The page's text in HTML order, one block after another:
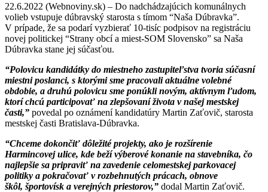
22.6.2022 (Webnoviny.sk) – Do nadchádzajúcich komunálnych
volieb vstupuje dúbravský starosta s tímom “Naša Dúbravka”.
V prípade, že sa podarí vyzbierať 10-tisíc podpisov na registráciu
novej politickej “Strany obcí a miest-SOM Slovensko” sa Naša
Dúbravka stane jej súčasťou.
“Polovicu kandidátky do miestneho zastupiteľstva tvoria súčasní
miestni poslanci, s ktorými sme pracovali aktuálne volebné
obdobie, a druhú polovicu sme ponúkli novým, aktívnym ľudom,
ktorí chcú participovať na zlepšovaní života v našej mestskej
časti,” povedal po oznámení kandidatúry Martin Zaťovič, starosta
mestskej časti Bratislava-Dúbravka.
“Chceme dokončiť dôležité projekty, ako je rozšírenie
Harmincovej ulice, kde beží výberové konanie na stavebníka, čo
najlepšie sa pripraviť na zavedenie celomestskej parkovacej
politiky a pokračovať v rozbehnutých prácach, obnove
škôl, športovísk a verejných priestorov,” dodal Martin Zaťovič.